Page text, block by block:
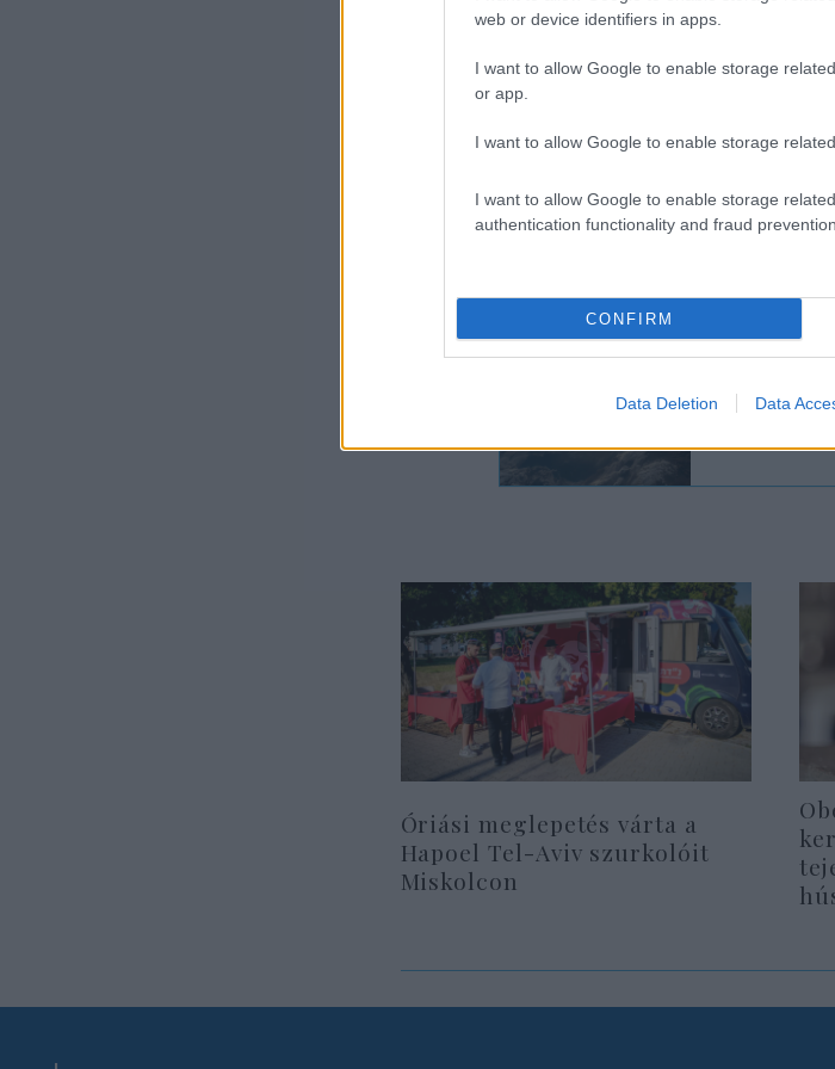
web or device identifiers in apps.
I want to allow Google to enable storage
or app.
I want to allow Google to enable storage
I want to allow Google to enable storage
authentication functionality and fraud
CONFIRM
Data Deletion Data
az iráni elnök az
aír Lapid miniszterelnök a
világháború idején zsidók
„néhány jel”, utalva Raiszi
hogy a soá valóban megtörtént.
Óriási meglepetés várta a
Hapoel Tel-Aviv szurkolóit
Miskolcon